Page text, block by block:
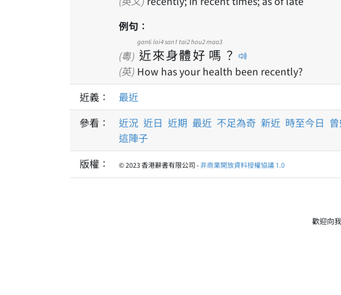
例句：
(粵) 近
gan6
來
loi4
身
san1
體
tai2
好
hou2
嗎
maa3
？
(英) How has your health been recently?
近義：
最近
參看：
近況 近日 近期 最近 不足為奇 新近 時至今日
這陣子
版權： © 2023 香港辭書有限公司 -非商業開放資料授權協議 1.0
歡迎向